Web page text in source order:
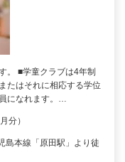
。 ■学童クラブは4年制
たはそれに相応する学位
になれます。…
分）
島本線「原田駅」より徒